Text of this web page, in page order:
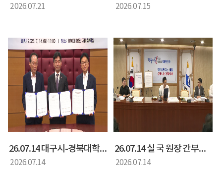
2026.07.21 2026.07.15
26.07.14 대구시-경북대학교-경북도 지역성장 인재 양성을 위한mou체결
2026.07.14
26.07.14 실 국 원장 간부회의
2026.07.14